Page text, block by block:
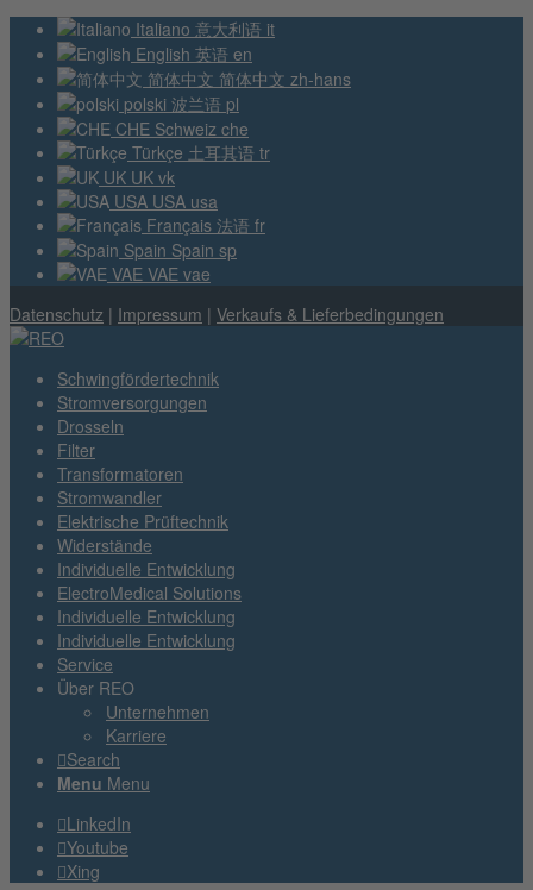
Italiano 意大利语 it
English 英语 en
简体中文 简体中文 zh-hans
polski 波兰语 pl
CHE Schweiz che
Türkçe 土耳其语 tr
UK UK vk
USA USA usa
Français 法语 fr
Spain Spain sp
VAE VAE vae
Datenschutz | Impressum | Verkaufs & Lieferbedingungen
Schwingfördertechnik
Stromversorgungen
Drosseln
Filter
Transformatoren
Stromwandler
Elektrische Prüftechnik
Widerstände
Individuelle Entwicklung
ElectroMedical Solutions
Individuelle Entwicklung
Individuelle Entwicklung
Service
Über REO
Unternehmen
Karriere
Search
Menu Menu
LinkedIn
Youtube
Xing